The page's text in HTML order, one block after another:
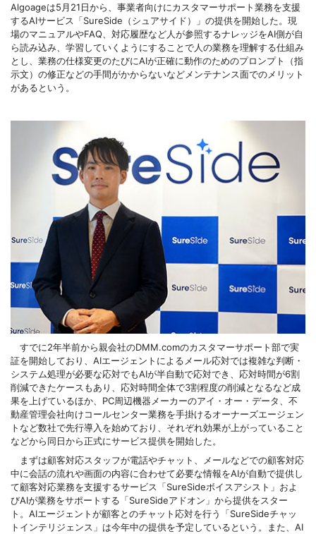
Algoageは5月21日から、事業者向けにカスタマーサポート業務を支援
するAIサービス「SureSide（シュアサイド）」の提供を開始した。現
場のマニュアルやFAQ、対応履歴など人が参照するナレッジをAI側が自
ら読み込み、学習していくようにすることで人の業務を理解する仕組み
とし、業務の仕様変更のたびにAIが正確に動作のためのプロンプト（指
示文）の修正などの手間がかからないなどメンテナンス面でのメリット
があるという。
すでに2年半前から親会社のDMM.comのカスタマーサポート部で実
証を開始しており、AIエージェントによるメール応対では複雑な判断・
システム処理が必要な応対でもAIが半自動で応対でき、応対時間が6割
削減できたケースもあり、応対時間全体で3割程度の削減となるなど成
果を上げているほか、PC周辺機器メーカーのアイ・オー・データ、不
動産管理会社向けコールセンター業務を手掛けるオーナーズエージェン
トなど数社で先行導入を始めており、それぞれ効果が上がっていること
などから同日から正式にサービス提供を開始した。
まずは顧客対応スタッフが電話やチャット、メールなどでの顧客対応
中に会話の流れや画面の内容に合わせて必要な情報をAIが自動で提供し
て顧客対応業務を支援するサービス「SureSideボイスアシスト」およ
びAIが業務をサポートする「SureSideアドオン」から提供をスター
ト。AIエージェントが顧客とのチャット応対を行う「SureSideチャッ
トインテリジェンス」は今年中の提供を予定しているという。また、AI